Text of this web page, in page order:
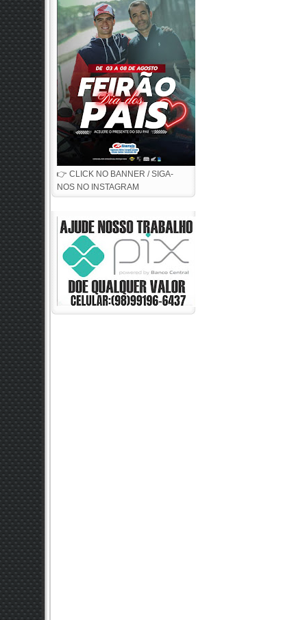
👉 CLICK NO BANNER / SIGA-
NOS NO INSTAGRAM